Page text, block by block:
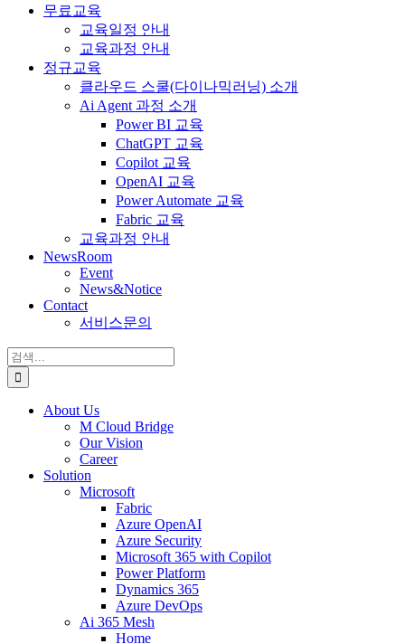
무료교육
교육일정 안내
교육과정 안내
정규교육
클라우드 스쿨(다이나믹러닝) 소개
Ai Agent 과정 소개
Power BI 교육
ChatGPT 교육
Copilot 교육
OpenAI 교육
Power Automate 교육
Fabric 교육
교육과정 안내
NewsRoom
Event
News&Notice
Contact
서비스문의
검
색:
About Us
M Cloud Bridge
Our Vision
Career
Solution
Microsoft
Fabric
Azure OpenAI
Azure Security
Microsoft 365 with Copilot
Power Platform
Dynamics 365
Azure DevOps
Ai 365 Mesh
Home